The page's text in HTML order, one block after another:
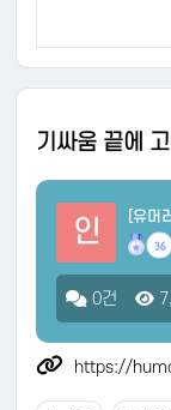
기싸움 끝에
인 [유머
36
0건
https://